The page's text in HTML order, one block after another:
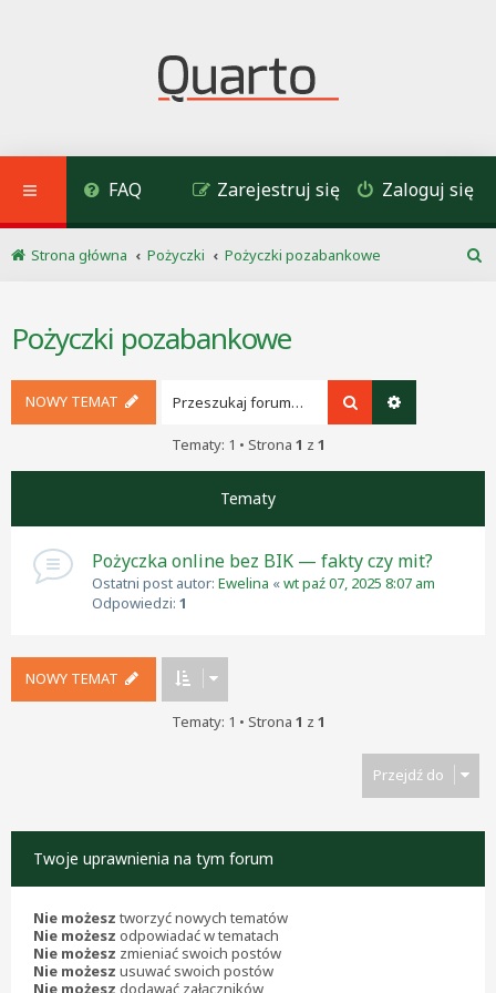
FAQ Zaloguj się
Zarejestruj się
Strona główna Pożyczki
Pożyczki pozabankowe
Pożyczki pozabankowe
NOWY TEMAT Szukaj
Tematy: 1 • Strona 1 z 1
Tematy
Pożyczka online bez BIK — fakty czy mit?
Ostatni post autor: Ewelina «wt paź 07, 2025 8:07 am
Odpowiedzi: 1
NOWY TEMAT
Tematy: 1 • Strona 1 z 1
Przejdź do
Twoje uprawnienia na tym forum
Nie możesz tworzyć nowych tematów
Nie możesz odpowiadać w tematach
Nie możesz zmieniać swoich postów
Nie możesz usuwać swoich postów
Nie możesz dodawać załączników